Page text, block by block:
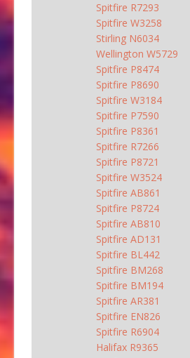
Spitfire R7293
Spitfire W3258
Stirling N6034
Wellington W5729
Spitfire P8474
Spitfire P8690
Spitfire W3184
Spitfire P7590
Spitfire P8361
Spitfire R7266
Spitfire P8721
Spitfire W3524
Spitfire AB861
Spitfire P8724
Spitfire AB810
Spitfire AD131
Spitfire BL442
Spitfire BM268
Spitfire BM194
Spitfire AR381
Spitfire EN826
Spitfire R6904
Halifax R9365